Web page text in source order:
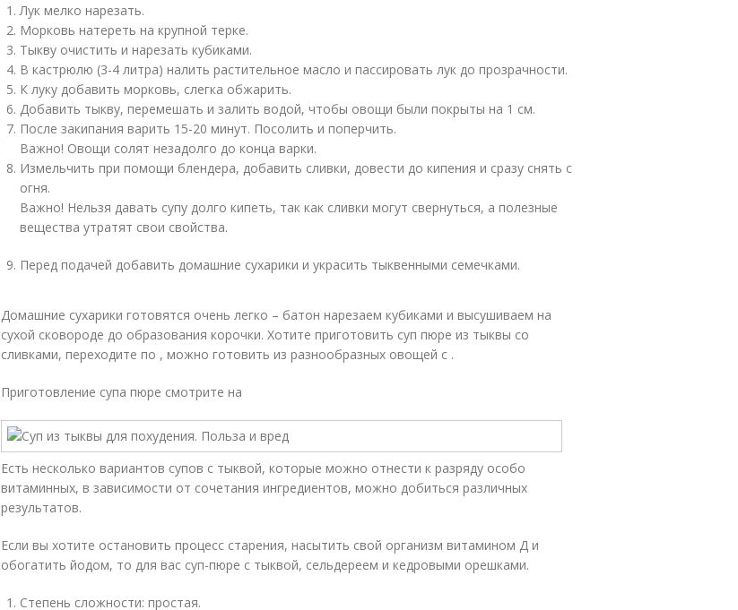
Лук мелко нарезать.
Морковь натереть на крупной терке.
Тыкву очистить и нарезать кубиками.
В кастрюлю (3-4 литра) налить растительное масло и пассировать лук до прозрачности.
К луку добавить морковь, слегка обжарить.
Добавить тыкву, перемешать и залить водой, чтобы овощи были покрыты на 1 см.
После закипания варить 15-20 минут. Посолить и поперчить.
Важно! Овощи солят незадолго до конца варки.
Измельчить при помощи блендера, добавить сливки, довести до кипения и сразу снять с
огня.
Важно! Нельзя давать супу долго кипеть, так как сливки могут свернуться, а полезные
вещества утратят свои свойства.
Перед подачей добавить домашние сухарики и украсить тыквенными семечками.
Домашние сухарики готовятся очень легко – батон нарезаем кубиками и высушиваем на
сухой сковороде до образования корочки. Хотите приготовить суп пюре из тыквы со
сливками, переходите по , можно готовить из разнообразных овощей с .
Приготовление супа пюре смотрите на
Есть несколько вариантов супов с тыквой, которые можно отнести к разряду особо
витаминных, в зависимости от сочетания ингредиентов, можно добиться различных
результатов.
Если вы хотите остановить процесс старения, насытить свой организм витамином Д и
обогатить йодом, то для вас суп-пюре с тыквой, сельдереем и кедровыми орешками.
Степень сложности: простая.